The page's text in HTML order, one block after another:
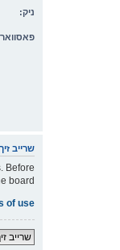
ניק:
שרייב
Before
board.
of use
שרייב